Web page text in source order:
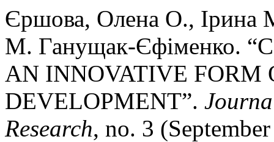
Єршова, Олена О., Ірина
М. Ганущак-Єфіменко.
AN INNOVATIVE FORM
DEVELOPMENT”.
Research, no. 3